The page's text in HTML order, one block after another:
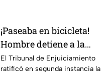
¡Paseaba en bicicleta!
Hombre detiene a la
fuerza a menor de 12
El Tribunal de Enjuiciamiento
ratificó en segunda instancia la